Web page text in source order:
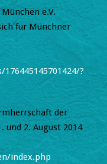
e.V.
für Münchner
?
der
und 2. August 2014
index.php